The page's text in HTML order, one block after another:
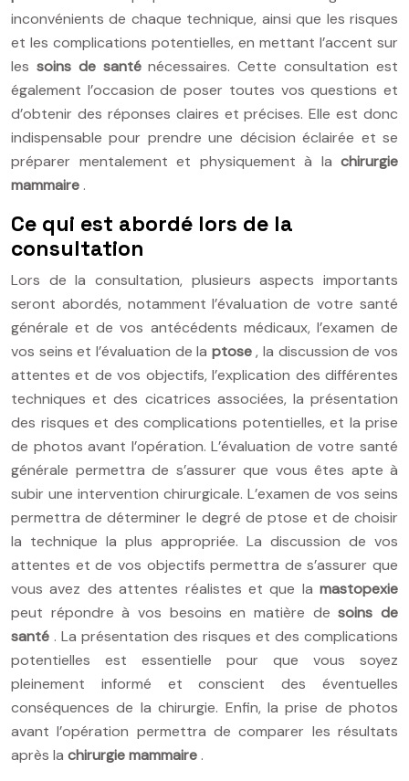
inconvénients de chaque technique, ainsi que les risques
et les complications potentielles, en mettant l’accent sur
les soins de santénécessaires. Cette consultation est
également l’occasion de poser toutes vos questions et
d’obtenir des réponses claires et précises. Elle est donc
indispensable pour prendre une décision éclairée et se
préparer mentalement et physiquement à la chirurgie
mammaire .
Ce qui est abordé lors de la
consultation
Lors de la consultation, plusieurs aspects importants
seront abordés, notamment l’évaluation de votre santé
générale et de vos antécédents médicaux, l’examen de
vos seins et l’évaluation de la ptose, la discussion de vos
attentes et de vos objectifs, l’explication des différentes
techniques et des cicatrices associées, la présentation
des risques et des complications potentielles, et la prise
de photos avant l’opération. L’évaluation de votre santé
générale permettra de s’assurer que vous êtes apte à
subir une intervention chirurgicale. L’examen de vos seins
permettra de déterminer le degré de ptose et de choisir
la technique la plus appropriée. La discussion de vos
attentes et de vos objectifs permettra de s’assurer que
vous avez des attentes réalistes et que la mastopexie
peut répondre à vos besoins en matière desoins de
santé . La présentation des risques et des complications
potentielles est essentielle pour que vous soyez
pleinement informé et conscient des éventuelles
conséquences de la chirurgie. Enfin, la prise de photos
avant l’opération permettra de comparer les résultats
après la chirurgie mammaire .